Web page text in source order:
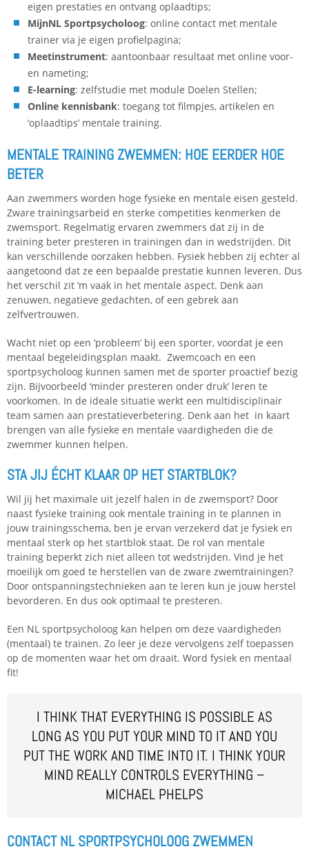
eigen prestaties en ontvang oplaadtips;
MijnNL Sportpsycholoog: online contact met mentale
trainer via je eigen profielpagina;
Meetinstrument: aantoonbaar resultaat met online voor-
en nameting;
E-learning: zelfstudie met module Doelen Stellen;
Online kennisbank: toegang tot filmpjes, artikelen en
‘oplaadtips’ mentale training.
MENTALE TRAINING ZWEMMEN: HOE EERDER HOE
BETER
Aan zwemmers worden hoge fysieke en mentale eisen gesteld.
Zware trainingsarbeid en sterke competities kenmerken de
zwemsport. Regelmatig ervaren zwemmers dat zij in de
training beter presteren in trainingen dan in wedstrijden. Dit
kan verschillende oorzaken hebben. Fysiek hebben zij echter al
aangetoond dat ze een bepaalde prestatie kunnen leveren. Dus
het verschil zit ‘m vaak in het mentale aspect. Denk aan
zenuwen, negatieve gedachten, of een gebrek aan
zelfvertrouwen.
Wacht niet op een ‘probleem’ bij een sporter, voordat je een
mentaal begeleidingsplan maakt. Zwemcoach en een
sportpsycholoog kunnen samen met de sporter proactief bezig
zijn. Bijvoorbeeld ‘minder presteren onder druk’ leren te
voorkomen. In de ideale situatie werkt een multidisciplinair
team samen aan prestatieverbetering. Denk aan het in kaart
brengen van alle fysieke en mentale vaardigheden die de
zwemmer kunnen helpen.
STA JIJ ÉCHT KLAAR OP HET STARTBLOK?
Wil jij het maximale uit jezelf halen in de zwemsport? Door
naast fysieke training ook mentale training in te plannen in
jouw trainingsschema, ben je ervan verzekerd dat je fysiek en
mentaal sterk op het startblok staat. De rol van mentale
training beperkt zich niet alleen tot wedstrijden. Vind je het
moeilijk om goed te herstellen van de zware zwemtrainingen?
Door ontspanningstechnieken aan te leren kun je jouw herstel
bevorderen. En dus ook optimaal te presteren.
Een NL sportpsycholoog kan helpen om deze vaardigheden
(mentaal) te trainen. Zo leer je deze vervolgens zelf toepassen
op de momenten waar het om draait. Word fysiek en mentaal
fit!
I THINK THAT EVERYTHING IS POSSIBLE AS
LONG AS YOU PUT YOUR MIND TO IT AND YOU
PUT THE WORK AND TIME INTO IT. I THINK YOUR
MIND REALLY CONTROLS EVERYTHING –
MICHAEL PHELPS
CONTACT NL SPORTPSYCHOLOOG ZWEMMEN